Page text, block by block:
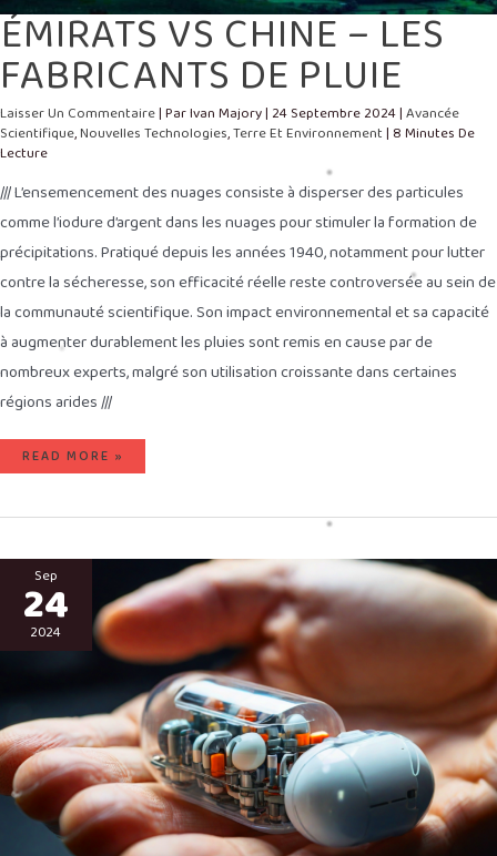
ÉMIRATS VS CHINE – LES
FABRICANTS DE PLUIE
Laisser Un Commentaire| ParIvan Majory| 24 Septembre 2024|Avancée
Scientifique,Nouvelles Technologies,Terre Et Environnement| 8 Minutes De
Lecture
/// L’ensemencement des nuages consiste à disperser des particules
comme l’iodure d’argent dans les nuages pour stimuler la formation de
précipitations. Pratiqué depuis les années 1940, notamment pour lutter
contre la sécheresse, son efficacité réelle reste controversée au sein de
la communauté scientifique. Son impact environnemental et sa capacité
à augmenter durablement les pluies sont remis en cause par de
nombreux experts, malgré son utilisation croissante dans certaines
régions arides ///
READ MORE »
Sep
24
2024
UNE
CAPSULE
VIBRANTE,
AGISSANT
SUR
L’ESTOMAC
POUR
INDUIRE
SATIÉTÉ,
FAVORISE
LA
PERTE
DE
POIDS
EN
SIMULANT
LE
SENTIMENT
DE
PLÉNITUDE
ALIMENTAIRE.